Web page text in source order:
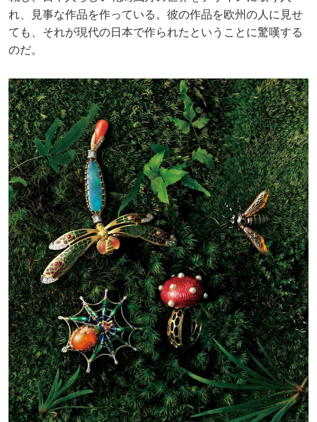
れ、見事な作品を作っている。彼の作品を欧州の人に見せ
ても、それが現代の日本で作られたということに驚嘆する
のだ。